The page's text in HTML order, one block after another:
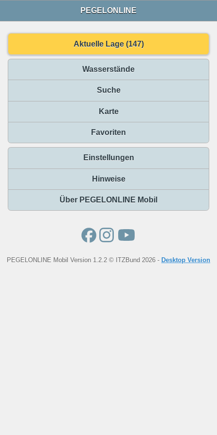
PEGELONLINE
Aktuelle Lage (147)
Wasserstände
Suche
Karte
Favoriten
Einstellungen
Hinweise
Über PEGELONLINE Mobil
PEGELONLINE Mobil Version 1.2.2 © ITZBund 2026 - Desktop Version